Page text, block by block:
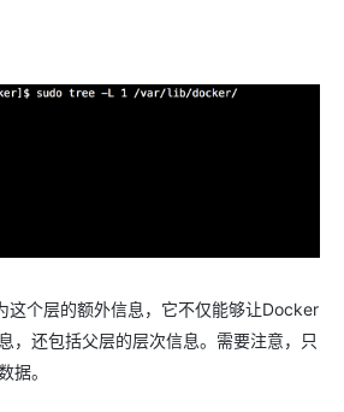
个层的额外信息，它不仅能够让Docker
，还包括父层的层次信息。需要注意，只
据。